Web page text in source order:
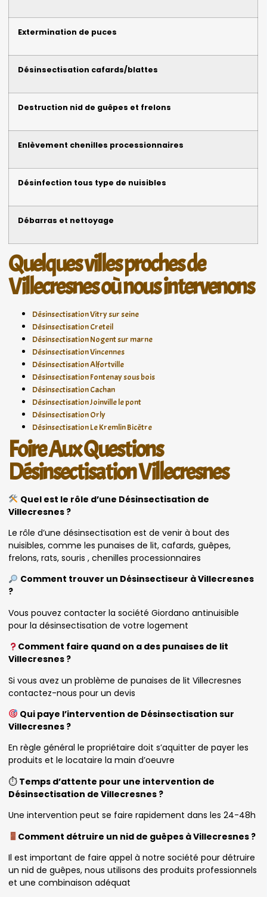
Extermination de puces
Désinsectisation cafards/blattes
Destruction nid de guêpes et frelons
Enlèvement chenilles processionnaires
Désinfection tous type de nuisibles
Débarras et nettoyage
Quelques villes proches de
Villecresnes où nous intervenons
Désinsectisation Vitry sur seine
Désinsectisation Creteil
Désinsectisation Nogent sur marne
Désinsectisation Vincennes
Désinsectisation Alfortville
Désinsectisation Fontenay sous bois
Désinsectisation Cachan
Désinsectisation Joinville le pont
Désinsectisation Orly
Désinsectisation Le Kremlin Bicêtre
Foire Aux Questions
Désinsectisation Villecresnes
Quel est le rôle d’une Désinsectisation de
Villecresnes ?
Le rôle d’une désinsectisation est de venir à bout des
nuisibles, comme les punaises de lit, cafards, guêpes,
frelons, rats, souris , chenilles processionnaires
Comment trouver un Désinsectiseur à Villecresnes
?
Vous pouvez contacter la société Giordano antinuisible
pour la désinsectisation de votre logement
Comment faire quand on a des punaises de lit
Villecresnes ?
Si vous avez un problème de punaises de lit Villecresnes
contactez-nous pour un devis
Qui paye l’intervention de Désinsectisation sur
Villecresnes ?
En règle général le propriétaire doit s’aquitter de payer les
produits et le locataire la main d’oeuvre
⏱ Temps d’attente pour une intervention de
Désinsectisation de Villecresnes ?
Une intervention peut se faire rapidement dans les 24-48h
Comment détruire un nid de guêpes à Villecresnes ?
Il est important de faire appel à notre société pour détruire
un nid de guêpes, nous utilisons des produits professionnels
et une combinaison adéquat